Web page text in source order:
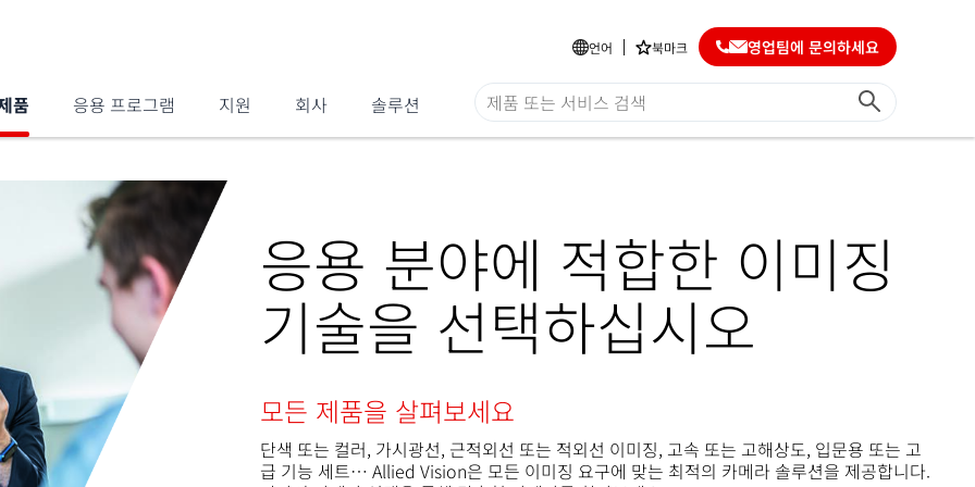
언어 북마크 영업팀에 문의하세요
품 응용 프로그램 지원 회사 솔루션
응용 분야에 적합한 이미징
기술을 선택하십시오
모든 제품을 살펴보세요
단색 또는 컬러, 가시광선, 근적외선 또는 적외선 이미징, 고속 또는 고해상도, 입문용 또는 고
급 기능 세트… Allied Vision은 모든 이미징 요구에 맞는 최적의 카메라 솔루션을 제공합니다.